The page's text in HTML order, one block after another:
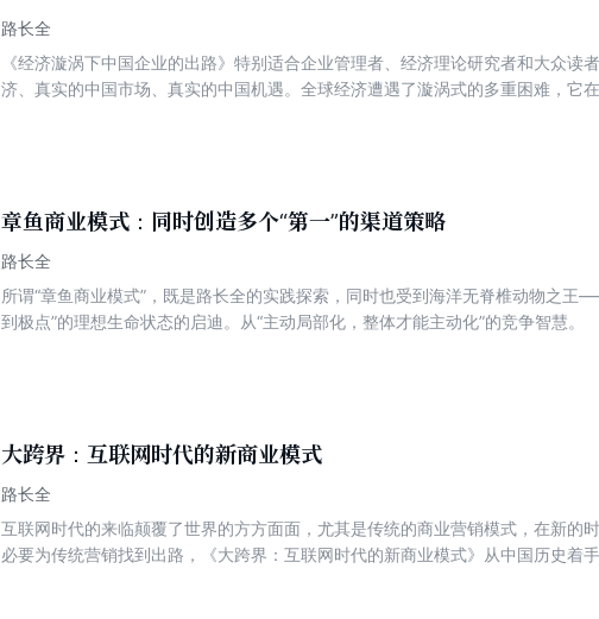
路长全
《经济漩涡下中国企业的出路》特别适合企业管理者、经济理论研究者和大众读
济、真实的中国市场、真实的中国机遇。全球经济遭遇了漩涡式的多重困难，它
大重组，大重组催生大机遇。
章鱼商业模式：同时创造多个“第一”的渠道策略
路长全
所谓“章鱼商业模式”，既是路长全的实践探索，同时也受到海洋无脊椎动物之王
到极点”的理想生命状态的启迪。从“主动局部化，整体才能主动化”的竞争智慧
大跨界：互联网时代的新商业模式
路长全
互联网时代的来临颠覆了世界的方方面面，尤其是传统的商业营销模式，在新的
必要为传统营销找到出路，《大跨界：互联网时代的新商业模式》从中国历史着